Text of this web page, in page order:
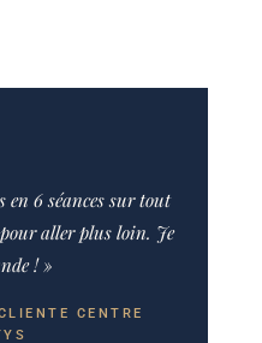
en 6 séances sur tout
aller plus loin. Je
! »
CENTRE